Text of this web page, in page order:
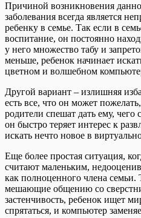
Причиной возникновения
заболевания всегда является
ребенку в семье. Так если в
воспитание, он постоянно
у него множество табу и
меньше, ребенок начинает
цветном и волшебном
Другой вариант – излишняя
есть все, что он может
родители спешат дать ему,
он быстро теряет интерес к
искать нечто новое в
Еще более простая ситуация,
считают маленьким,
как полноценного члена
мешающие общению со
застенчивость, ребенок ищет
спрятаться, и компьютер